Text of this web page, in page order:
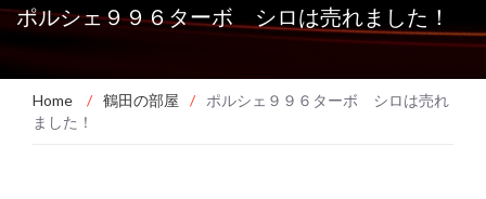
ポルシェ９９６ターボ シロは売れました！
Home / 鶴田の部屋 /
ポルシェ９９６ターボ シロは売れ
ました！